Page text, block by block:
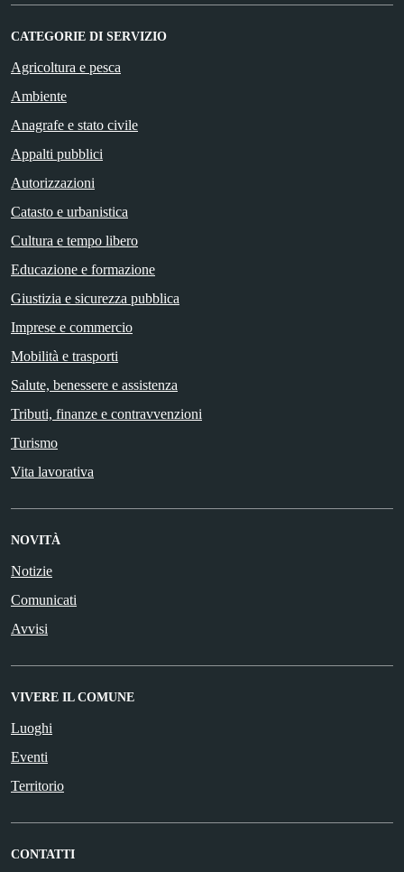
CATEGORIE DI SERVIZIO
Agricoltura e pesca
Ambiente
Anagrafe e stato civile
Appalti pubblici
Autorizzazioni
Catasto e urbanistica
Cultura e tempo libero
Educazione e formazione
Giustizia e sicurezza pubblica
Imprese e commercio
Mobilità e trasporti
Salute, benessere e assistenza
Tributi, finanze e contravvenzioni
Turismo
Vita lavorativa
NOVITÀ
Notizie
Comunicati
Avvisi
VIVERE IL COMUNE
Luoghi
Eventi
Territorio
CONTATTI